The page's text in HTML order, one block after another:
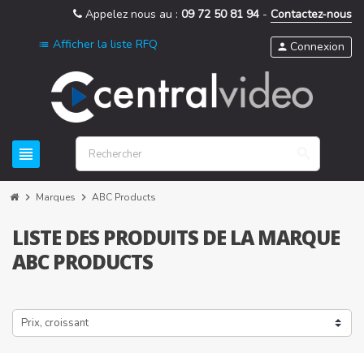
Appelez nous au : 09 72 50 81 94 - Contactez-nous
list Afficher la liste RFQ
view_headline
person Connexion
chevron_right Marques chevron_right ABC Products
LISTE DES PRODUITS DE LA MARQUE
ABC PRODUCTS
Prix, croissant